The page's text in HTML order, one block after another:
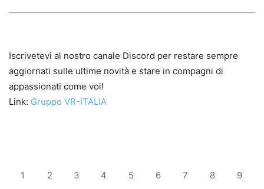
Iscrivetevi al nostro canale Discord per restare sempre
aggiornati sulle ultime novità e stare in compagni di
appassionati come voi!
Link: Gruppo VR-ITALIA
1 2 3 4 5 6 7 8 9